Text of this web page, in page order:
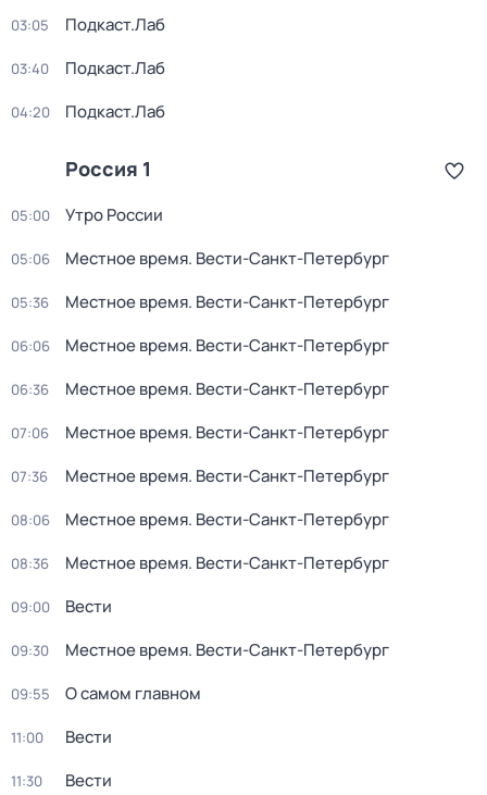
03:05 Подкаст.Лаб
03:40 Подкаст.Лаб
04:20 Подкаст.Лаб
Россия 1
05:00 Утро России
05:06 Местное время. Вести-Санкт-Петербург
05:36 Местное время. Вести-Санкт-Петербург
06:06 Местное время. Вести-Санкт-Петербург
06:36 Местное время. Вести-Санкт-Петербург
07:06 Местное время. Вести-Санкт-Петербург
07:36 Местное время. Вести-Санкт-Петербург
08:06 Местное время. Вести-Санкт-Петербург
08:36 Местное время. Вести-Санкт-Петербург
09:00 Вести
09:30 Местное время. Вести-Санкт-Петербург
09:55 О самом главном
11:00 Вести
11:30 Вести